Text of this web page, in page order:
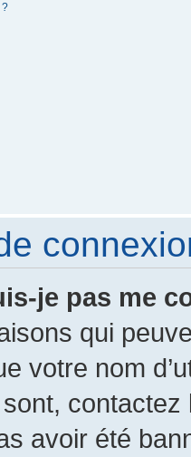
?
je pas me
qui
votre nom
sont,
avoir été